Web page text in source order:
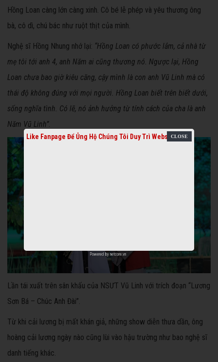
Hồng Loan càng lớn càng xinh. Cô bé lễ phép và yêu thương ông
bà, cô dì, chú bác như ruột thịt của mình.
Nghệ sĩ Hồng Nhung nhớ lại: “Hồng Loan có phước lắm, cả nhà từ
mẹ tôi tới anh 4, anh Năm ai cũng thương nó. Ngược lại, Hồng
Loan chưa bao giờ kiêu căng, cậy mình là con anh Vũ Linh mà có
thái độ không đúng với mọi người. Hồng Loan biết trên biết dưới,
sống nghĩa tình. Có lẽ, nó ảnh hưởng từ tính cách của cha là anh
Năm Vũ Linh”.
Lần tái xuất trên sân khấu của NSƯT Vũ Linh với trích đoạn “Lương
Sơn Bá – Chúc Anh Đài”.
Từ khi cải lương bị mất khán giả, những show diễn thưa dần, ông
hoàng cải lương ngày nào cũng lùi vào hậu trường như bao nghệ sĩ
danh tiếng khác.
Like Fanpage Để Ủng Hộ Chúng Tôi Duy Trì Website
Powered by netcore.vn